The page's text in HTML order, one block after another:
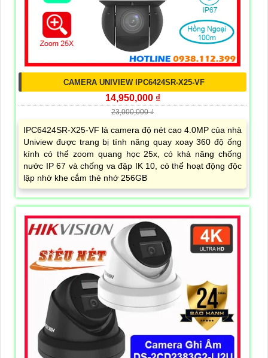
CAMERA UNIVIEW IPC6424SR-X25-VF
14,950,000 ₫
23,000,000 ₫
IPC6424SR-X25-VF là camera độ nét cao 4.0MP của nhà
Uniview được trang bị tính năng quay xoay 360 độ ống
kính có thể zoom quang học 25x, có khả năng chống
nước IP 67 và chống va đập IK 10, có thể hoạt động độc
lập nhờ khe cắm thẻ nhớ 256GB